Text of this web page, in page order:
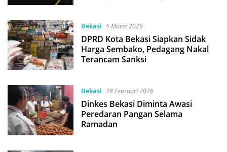
Bekasi 5 Maret 2026
DPRD Kota Bekasi Siapkan Sidak
Harga Sembako, Pedagang Nakal
Terancam Sanksi
Bekasi 28 Februari 2026
Dinkes Bekasi Diminta Awasi
Peredaran Pangan Selama
Ramadan